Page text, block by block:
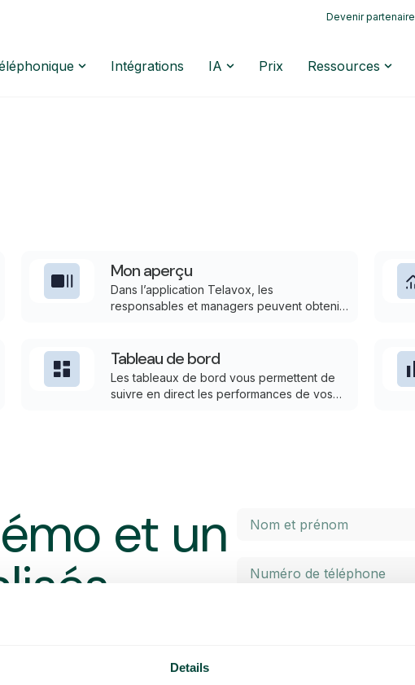
Details
Devenir partenaire
Intégrations IA Prix Ressources
Mon aperçu
Dans l’application Telavox, les
responsables et managers peuvent obtenir
Tableau de bord
Les tableaux de bord vous permettent de
suivre en direct les performances de vos
et un